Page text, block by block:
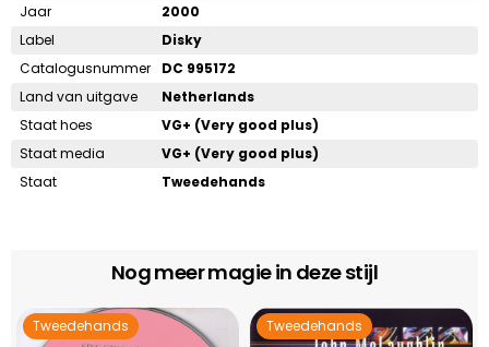
Jaar
2000
Label
Disky
Catalogusnummer
DC 995172
Land van uitgave
Netherlands
Staat hoes
VG+ (Very good plus)
Staat media
VG+ (Very good plus)
Staat
Tweedehands
Nog meer magie in deze stijl
Tweedehands Tweedehands